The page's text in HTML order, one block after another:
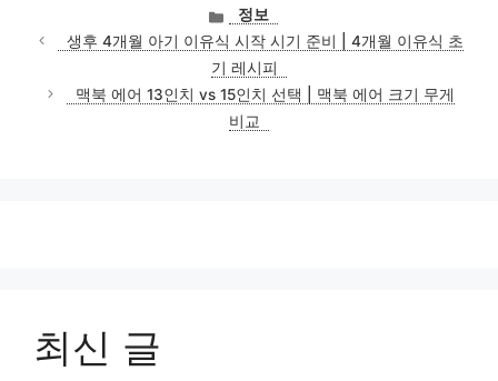
카
테
고
리
정보
생후 4개월 아기 이유식 시작 시기 준비 | 4개월 이유식 초
기 레시피
맥북 에어 13인치 vs 15인치 선택 | 맥북 에어 크기 무게
비교
최신 글